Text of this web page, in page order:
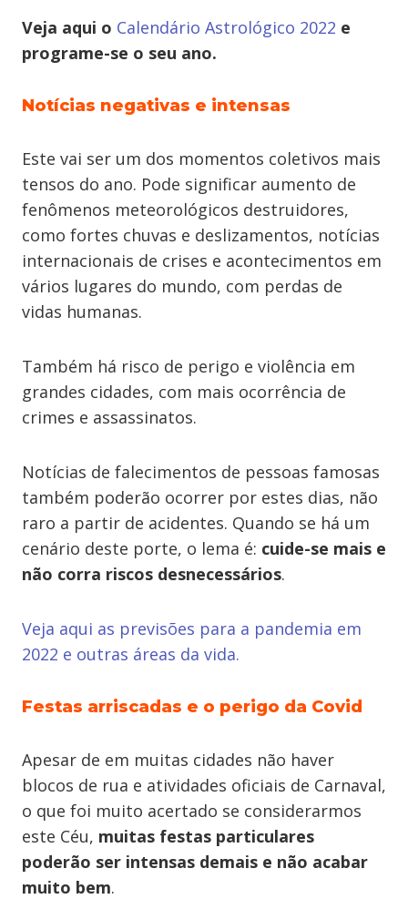
Veja aqui o Calendário Astrológico 2022 e
programe-se o seu ano.
Notícias negativas e intensas
Este vai ser um dos momentos coletivos mais
tensos do ano. Pode significar aumento de
fenômenos meteorológicos destruidores,
como fortes chuvas e deslizamentos, notícias
internacionais de crises e acontecimentos em
vários lugares do mundo, com perdas de
vidas humanas.
Também há risco de perigo e violência em
grandes cidades, com mais ocorrência de
crimes e assassinatos.
Notícias de falecimentos de pessoas famosas
também poderão ocorrer por estes dias, não
raro a partir de acidentes. Quando se há um
cenário deste porte, o lema é: cuide-se mais e
não corra riscos desnecessários.
Veja aqui as previsões para a pandemia em
2022 e outras áreas da vida.
Festas arriscadas e o perigo da Covid
Apesar de em muitas cidades não haver
blocos de rua e atividades oficiais de Carnaval,
o que foi muito acertado se considerarmos
este Céu, muitas festas particulares
poderão ser intensas demais e não acabar
muito bem.